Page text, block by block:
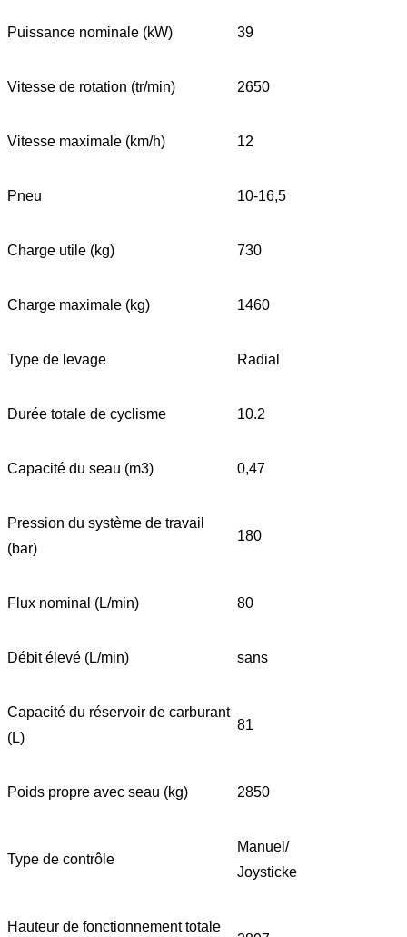
Puissance nominale (kW) 39
Vitesse de rotation (tr/min) 2650
Vitesse maximale (km/h) 12
Pneu 10-16,5
Charge utile (kg) 730
Charge maximale (kg) 1460
Type de levage Radial
Durée totale de cyclisme 10.2
Capacité du seau (m3) 0,47
Pression du système de travail
(bar)
180
Flux nominal (L/min) 80
Débit élevé (L/min) sans
Capacité du réservoir de carburant
(L)
81
Poids propre avec seau (kg) 2850
Type de contrôle
Manuel/
Joysticke
Hauteur de fonctionnement totale